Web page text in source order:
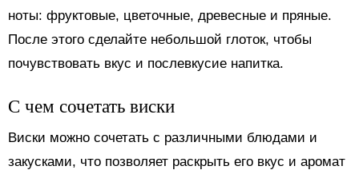
ноты: фруктовые, цветочные, древесные и пряные.
После этого сделайте небольшой глоток, чтобы
почувствовать вкус и послевкусие напитка.
С чем сочетать виски
Виски можно сочетать с различными блюдами и
закусками, что позволяет раскрыть его вкус и аромат